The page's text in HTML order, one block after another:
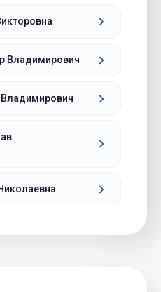
Владимирович